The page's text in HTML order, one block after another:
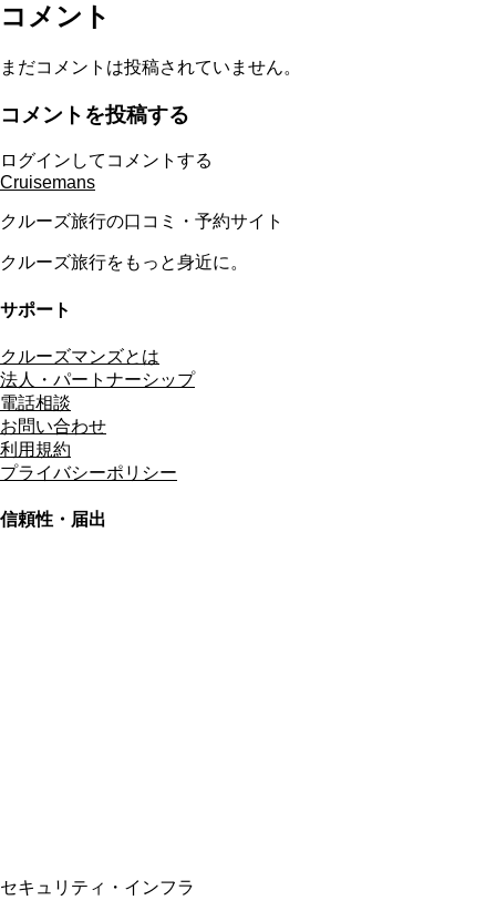
コメント
まだコメントは投稿されていません。
コメントを投稿する
ログインしてコメントする
Cruisemans
クルーズ旅行の口コミ・予約サイト
クルーズ旅行をもっと身近に。
サポート
クルーズマンズとは
法人・パートナーシップ
電話相談
お問い合わせ
利用規約
プライバシーポリシー
信頼性・届出
セキュリティ・インフラ